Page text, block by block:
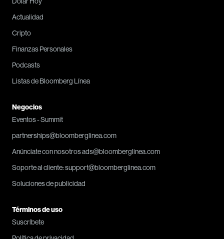
Actualidad
Cripto
Finanzas Personales
Podcasts
Listas de Bloomberg Línea
Negocios
Eventos - Summit
partnerships@bloomberglinea.com
Anúnciate con nosotros ads@bloomberglinea.com
Soporte al cliente: support@bloomberglinea.com
Soluciones de publicidad
Términos de uso
Suscríbete